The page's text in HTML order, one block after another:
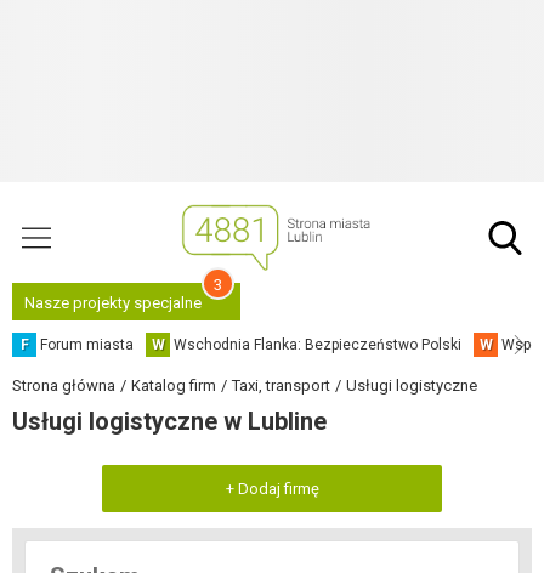
Nasze projekty specjalne
3
F Forum miasta W Wschodnia Flanka: Bezpieczeństwo Polski W
Strona główna Katalog firm Taxi, transport Usługi logistyczne
Usługi logistyczne w Lubline
+ Dodaj firmę